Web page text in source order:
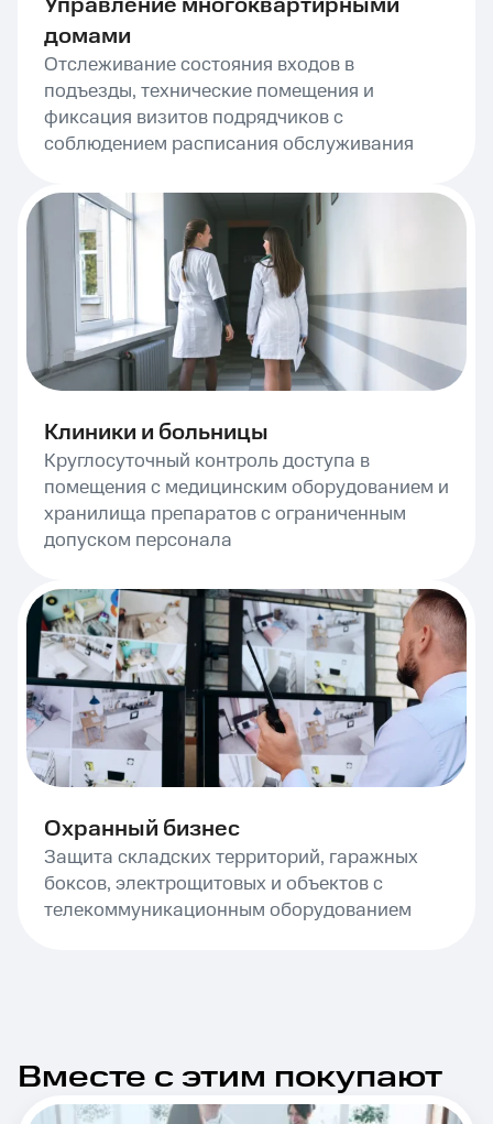
Управление многоквартирными
домами
Отслеживание состояния входов в
подъезды, технические помещения и
фиксация визитов подрядчиков с
соблюдением расписания обслуживания
Клиники и больницы
Круглосуточный контроль доступа в
помещения с медицинским оборудованием и
хранилища препаратов с ограниченным
допуском персонала
Охранный бизнес
Защита складских территорий, гаражных
боксов, электрощитовых и объектов с
телекоммуникационным оборудованием
Вместе с этим покупают